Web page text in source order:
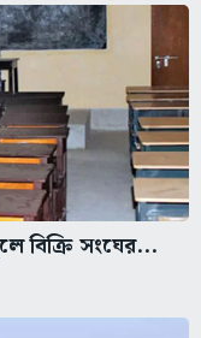
বিক্রি সংঘের...